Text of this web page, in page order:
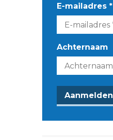
E-mailadres *
Achternaam